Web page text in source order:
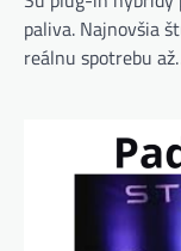
paliva. Najnovšia
reálnu spotrebu